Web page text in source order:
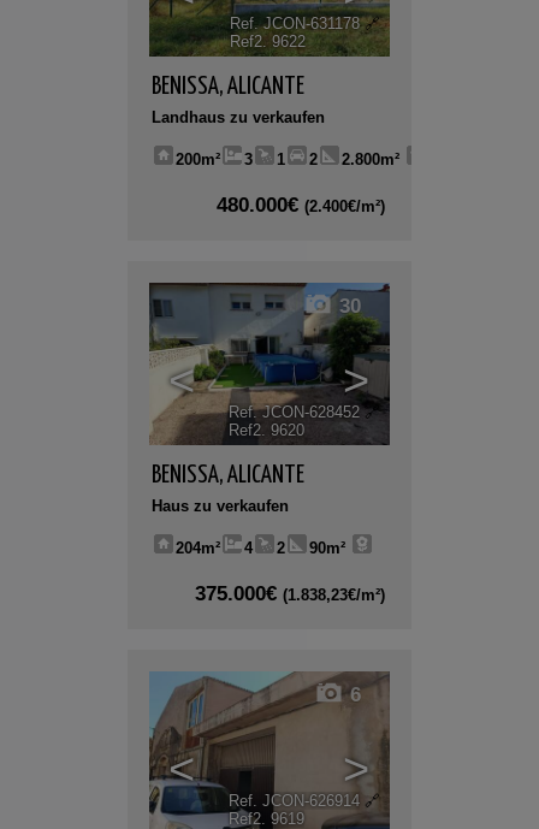
Ref. JCON-631178 🔗
Ref2. 9622
BENISSA, ALICANTE
Landhaus zu verkaufen
200m² 3 1 2 2.800m²
480.000€ (2.400€/m²)
< >
30
Ref. JCON-628452 🔗
Ref2. 9620
BENISSA, ALICANTE
Haus zu verkaufen
204m² 4 2 90m²
375.000€ (1.838,23€/m²)
< >
6
Ref. JCON-626914 🔗
Ref2. 9619